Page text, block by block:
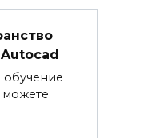
обучение
можете